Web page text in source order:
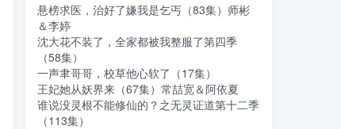
悬榜求医，治好了嫌我是乞丐（83集）师彬
＆李婷
沈大花不装了，全家都被我整服了第四季
（58集）
一声聿哥哥，校草他心软了（17集）
王妃她从妖界来（67集）常喆宽＆阿依夏
谁说没灵根不能修仙的？之无灵证道第十二季
（113集）